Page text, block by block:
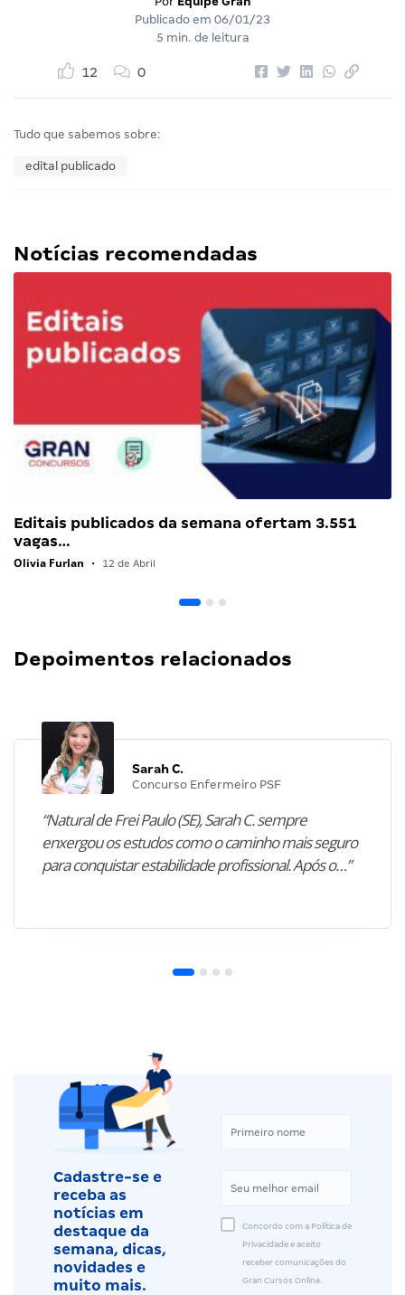
Publicado em 06/01/23
5 min. de leitura
12 0
Tudo que sabemos sobre:
edital publicado
Notícias recomendadas
Editais publicados da semana ofertam 3.551
vagas…
Olivia Furlan • 12 de Abril
Depoimentos relacionados
Sarah C.
Concurso Enfermeiro PSF
“Natural de Frei Paulo (SE), Sarah C. sempre
enxergou os estudos como o caminho mais seguro
para conquistar estabilidade profissional. Após o…”
Cadastre-se e
receba as
notícias em
destaque da
semana, dicas,
novidades e
muito mais.
Concordo com a Política de
Privacidade e aceito
receber comunicações do
Gran Cursos Online.